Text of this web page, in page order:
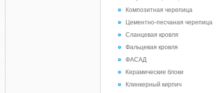
Композитная черепица
Цементно-песчаная черепица
Сланцевая кровля
Фальцевая кровля
ФАСАД
Керамические блоки
Клинкерный кирпич